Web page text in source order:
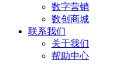
数字营销
数创商城
联系我们
关于我们
帮助中心